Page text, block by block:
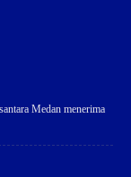
Medan menerima